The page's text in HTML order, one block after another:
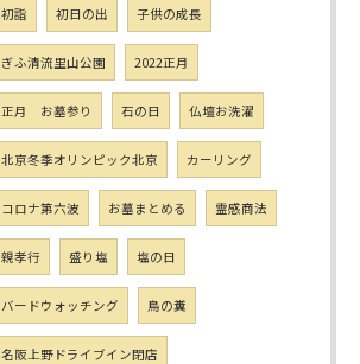
初詣 初日の出 子供の成長
ぎふ清流里山公園 2022正月
正月 お墓参り 石の日 仏壇お洗濯
北京冬季オリンピック北京 カーリング
コロナ第六波 お墓まとめる 霊感商法
親孝行 盛り塩 塩の日
バードウォッチング 鳥の糞
名阪上野ドライブイン閉店